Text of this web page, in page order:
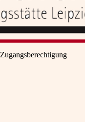
Zugangsberechtigung